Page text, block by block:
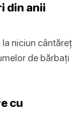
din anii
niciun cântăreț
de bărbați
cu